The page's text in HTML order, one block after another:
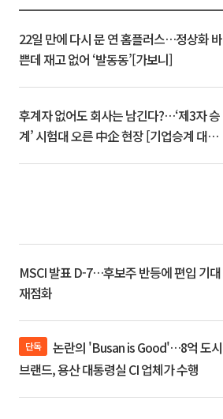
22일 만에 다시 문 연 홈플러스…정상화 바
쁜데 재고 없어 ‘발동동’[가보니]
후계자 없어도 회사는 남긴다?…‘제3자 승
계’ 시험대 오른 中企 현장 [기업승계 대전
MSCI 발표 D-7…후보주 반등에 편입 기대
재점화
단독
브랜드, 용산 대통령실 CI 업체가 수행